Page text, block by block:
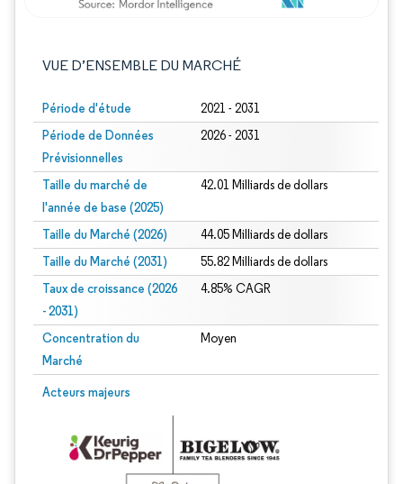
VUE D’ENSEMBLE DU MARCHÉ
Période d'étude 2021 - 2031
Période de Données
Prévisionnelles
2026 - 2031
Taille du marché de
l'année de base (2025)
42.01 Milliards de dollars
Taille du Marché (2026) 44.05 Milliards de dollars
Taille du Marché (2031) 55.82 Milliards de dollars
Taux de croissance (2026
- 2031)
4.85% CAGR
Concentration du
Marché
Moyen
Acteurs majeurs
Image © Mordor Intelligence. La réutilisation nécessite une attribution sous CC